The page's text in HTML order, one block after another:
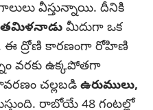
వీస్తున్నాయి. దీనికి
తమిళనాడు మీదుగా ఒక
ఈ ద్రోణి కారణంగా రోహిణి
వరకు ఉక్కపోతగా
చల్లబడి ఉరుములు,
రాబోయే 48 గంటల్లో